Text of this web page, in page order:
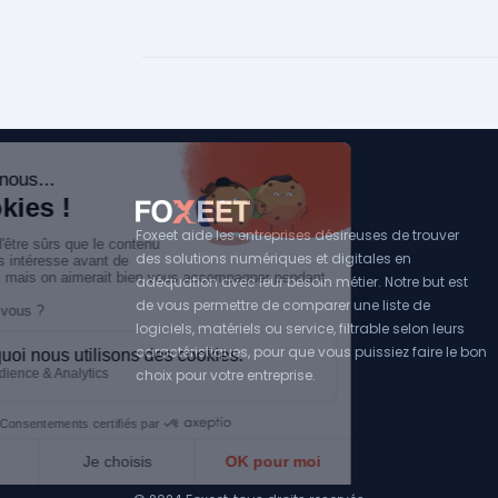
Foxeet aide les entreprises désireuses de trouver
des solutions numériques et digitales en
adéquation avec leur besoin métier. Notre but est
de vous permettre de comparer une liste de
logiciels, matériels ou service, filtrable selon leurs
caractéristiques, pour que vous puissiez faire le bon
choix pour votre entreprise.